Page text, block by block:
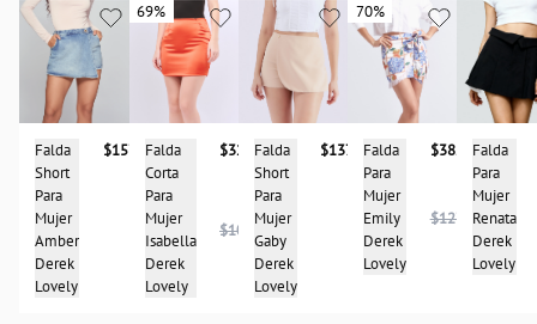
Falda
Short
Para
Mujer
Amber
Derek
Lovely
$157.900
69%
69%
Falda
Corta
Para
Mujer
Isabella
Derek
Lovely
$32.950
$107.950
Falda
Short
Para
Mujer
Gaby
Derek
Lovely
$137.900
70%
70%
Falda
Para
Mujer
Emily
Derek
Lovely
$38.950
$127.950
Falda
Para
Mujer
Renata
Derek
Lovely